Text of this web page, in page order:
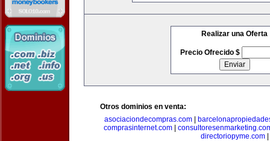
Realizar una Oferta
Precio Ofrecido $
Otros dominios en venta:
asociaciondecompras.com|
comprasinternet.com|
directoriopyme.com|